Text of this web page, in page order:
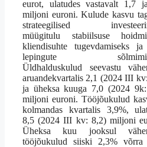
eurot, ulatudes vastavalt 1,7
miljoni euroni. Kulude kasvu
strateegilised
müügitulu stabiilsuse
kliendisuhte tugevdamiseks ja
lepingute
Üldhalduskulud seevastu
aruandekvartalis 2,1 (2024 III
ja üheksa kuuga 7,0 (2024
miljoni euroni. Tööjõukulud
kolmandas kvartalis 3,9%,
8,5 (2024 III kv: 8,2) miljoni
Üheksa kuu jooksul
tööjõukulud siiski 2,3% võrra